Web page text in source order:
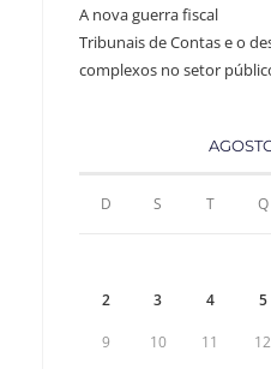
A nova guerra fiscal
Tribunais de Contas e o
complexos no setor
D S T Q
2 3 4 5
9 10 11 12